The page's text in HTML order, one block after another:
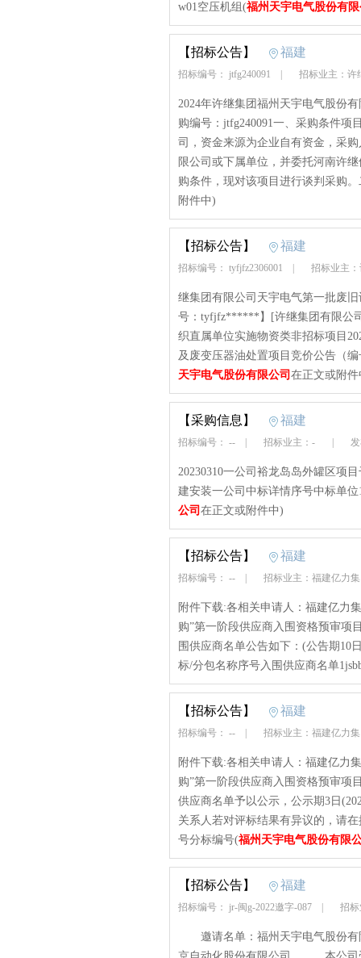
w01空压机组(福州天宇电气股份有
【招标公告】 福建
招标编号： jtfg240091 招标业主：
2024年许继集团福州天宇电气股份
购编号：jtfg240091一、采购条件项
司，资金来源为企业自有资金，采
限公司或下属单位，并委托河南许
购条件，现对该项目进行谈判采购
附件中)
【招标公告】 福建
招标编号： tyfjfz2306001 招标业主
继集团有限公司天宇电气第一批废
号：tyfjfz******】[许继集团有限公
织直属单位实施物资类非招标项目
及废变压器油处置项目竞价公告（
天宇电气股份有限公司 在正文或附件
【采购信息】 福建
招标编号： -- 招标业主：- 发
20230310一公司裕龙岛岛外罐区项
建安装一公司中标详情序号中标单
公司 在正文或附件中)
【招标公告】 福建
招标编号： -- 招标业主：福建亿力
附件下载:各相关申请人：福建亿力
购”第一阶段供应商入围资格预审项
围供应商名单公告如下：(公告期10
标/分包名称序号入围供应商名单
【招标公告】 福建
招标编号： -- 招标业主：福建亿力
附件下载:各相关申请人：福建亿力
购”第一阶段供应商入围资格预审项
供应商名单予以公示，公示期3日
关系人若对评标结果有异议的，请
号分标编号(福州天宇电气股份有限
【招标公告】 福建
招标编号： jr-闽g-2022邀字-087 招标
邀请名单：福州天宇电气股份有